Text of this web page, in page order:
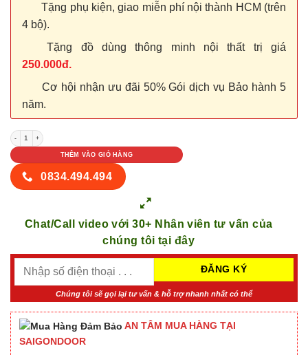
Tặng phụ kiện, giao miễn phí nội thành HCM (trên
4 bộ).
Tặng đồ dùng thông minh nội thất trị giá
250.000đ.
Cơ hội nhận ưu đãi 50% Gói dịch vụ Bảo hành 5
năm.
CỬA GỖ CÔNG NGHIỆP MDF VENEER P1R4a (3) số lượng
THÊM VÀO GIỎ HÀNG
0834.494.494
Chat/Call video với 30+ Nhân viên tư vấn của
chúng tôi tại đây
Chúng tôi sẽ gọi lại tư vấn & hỗ trợ nhanh nhất có thể
AN TÂM MUA HÀNG TẠI
SAIGONDOOR